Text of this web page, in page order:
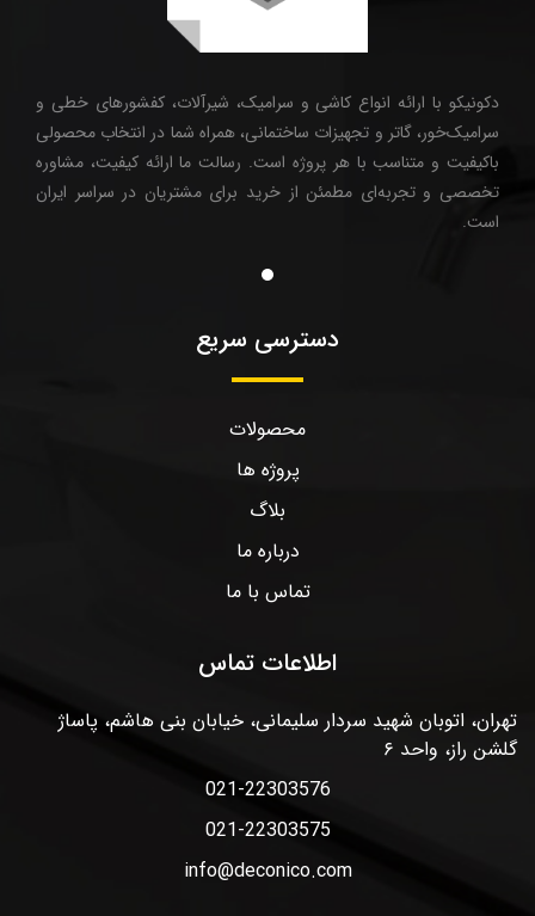
دکونیکو با ارائه انواع کاشی و سرامیک، شیرآلات، کفشورهای خطی و
سرامیک‌خور، گاتر و تجهیزات ساختمانی، همراه شما در انتخاب محصولی
باکیفیت و متناسب با هر پروژه است. رسالت ما ارائه کیفیت، مشاوره
تخصصی و تجربه‌ای مطمئن از خرید برای مشتریان در سراسر ایران
است.
دسترسی سریع
محصولات
پروژه ها
بلاگ
درباره ما
تماس با ما
اطلاعات تماس
تهران، اتوبان شهید سردار سلیمانی، خیابان بنی هاشم، پاساژ
گلشن راز، واحد ۶
021-22303576
021-22303575
info@deconico.com